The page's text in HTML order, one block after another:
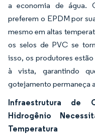
a economia de água.
preferem o EPDM por
mesmo em altas
os selos de PVC se
isso, os produtores
à vista, garantindo
gotejamento permaneça
Infraestrutura de
Hidrogênio
Temperatura